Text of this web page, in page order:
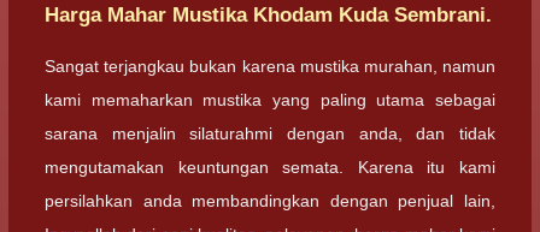
Harga Mahar Mustika Khodam Kuda Sembrani.
Sangat terjangkau bukan karena mustika murahan, namun
kami memaharkan mustika yang paling utama sebagai
sarana menjalin silaturahmi dengan anda, dan tidak
mengutamakan keuntungan semata. Karena itu kami
persilahkan anda membandingkan dengan penjual lain,